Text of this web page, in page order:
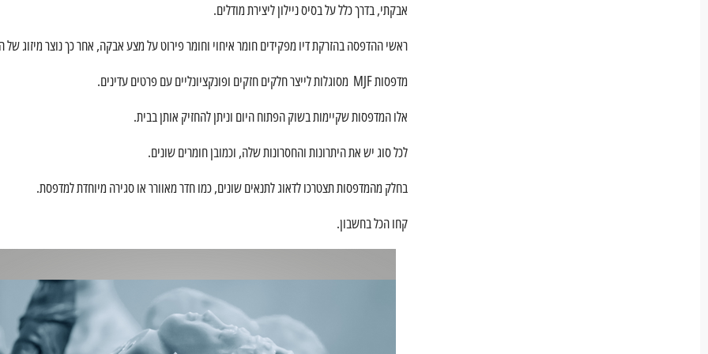
אבקתי, בדרך כלל על בסיס ניילון ליצירת מודלים.
ראשי ההדפסה בהזרקת דיו מפקידים חומר איחוי וחומר פירוט על מצע אבקה, אחר כך נוצר מיזוג של
מדפסות MJF מסוגלות לייצר חלקים חזקים ופונקציונליים עם פרטים עדינים.
אלו המדפסות שקיימות בשוק הפתוח היום וניתן להחזיק אותן בבית.
לכל סוג יש את היתרונות והחסרונות שלה, וכמובן חומרים שונים.
בחלק מהמדפסות תצטרכו לדאוג לתנאים שונים, כמו חדר מאוורר או סגירה מיוחדת למדפסת.
קחו הכל בחשבון.